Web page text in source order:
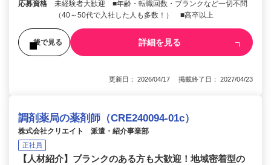
応募資格
未経験者大歓迎 ■年齢・転職回数・ブランクなど一切不問
（40～50代で入社した人も多数！） ■高卒以上
後で見る 詳細を見る
更新日： 2026/04/17 掲載終了日： 2027/04/23
調剤薬局の薬剤師（CRE240094-01c）
株式会社クリエイト 派遣・紹介事業部
正社員
【人材紹介】ブランクのある方も大歓迎！地域密着型の